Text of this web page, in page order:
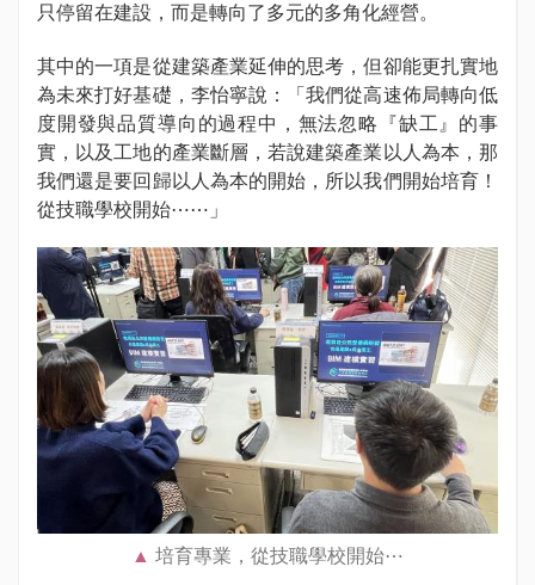
只停留在建設，而是轉向了多元的多角化經營。
其中的一項是從建築產業延伸的思考，但卻能更扎實地
為未來打好基礎，李怡寧說：「我們從高速佈局轉向低
度開發與品質導向的過程中，無法忽略『缺工』的事
實，以及工地的產業斷層，若說建築產業以人為本，那
我們還是要回歸以人為本的開始，所以我們開始培育！
從技職學校開始⋯⋯」
培育專業，從技職學校開始⋯